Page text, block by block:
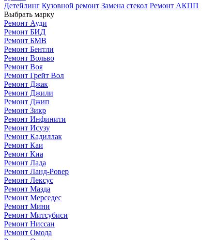
Детейлинг Кузовной ремонт Замена стекол Ремонт АКПП
Выбрать марку
Ремонт Ауди
Ремонт БИД
Ремонт БМВ
Ремонт Бентли
Ремонт Вольво
Ремонт Воя
Ремонт Грейт Вол
Ремонт Джак
Ремонт Джили
Ремонт Джип
Ремонт Зикр
Ремонт Инфинити
Ремонт Исузу
Ремонт Кадиллак
Ремонт Каи
Ремонт Киа
Ремонт Лада
Ремонт Ланд-Ровер
Ремонт Лексус
Ремонт Мазда
Ремонт Мерседес
Ремонт Мини
Ремонт Митсубиси
Ремонт Ниссан
Ремонт Омода